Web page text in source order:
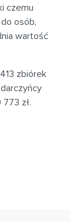
czemu
osób,
wartość
zbiórek
zł.